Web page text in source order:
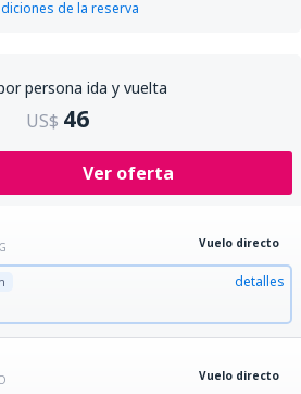
de la reserva
persona ida y vuelta
US$ 46
Ver oferta
Vuelo directo
detalles
Vuelo directo